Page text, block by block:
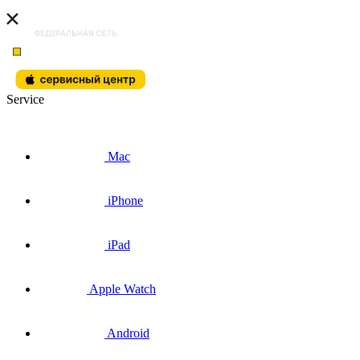
Service
Mac
iPhone
iPad
Apple Watch
Android